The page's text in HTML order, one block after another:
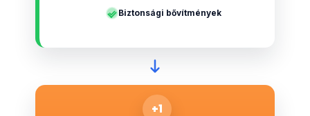
Biztonsági bővítmények
+1